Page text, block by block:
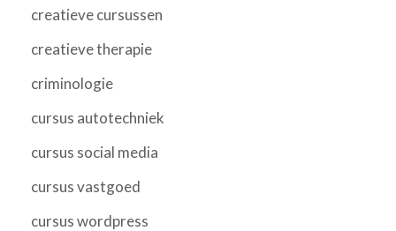
creatieve cursussen
creatieve therapie
criminologie
cursus autotechniek
cursus social media
cursus vastgoed
cursus wordpress